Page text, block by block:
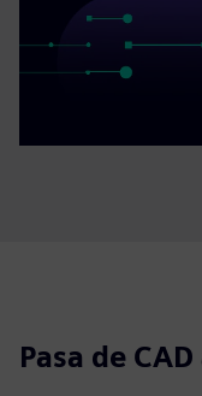
Pasa de